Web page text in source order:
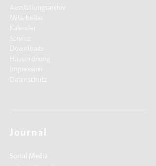
Ausstellungsarchiv
Mitarbeiter
Kalender
Service
Downloads
Hausordnung
Impressum
Datenschutz
Journal
Social Media